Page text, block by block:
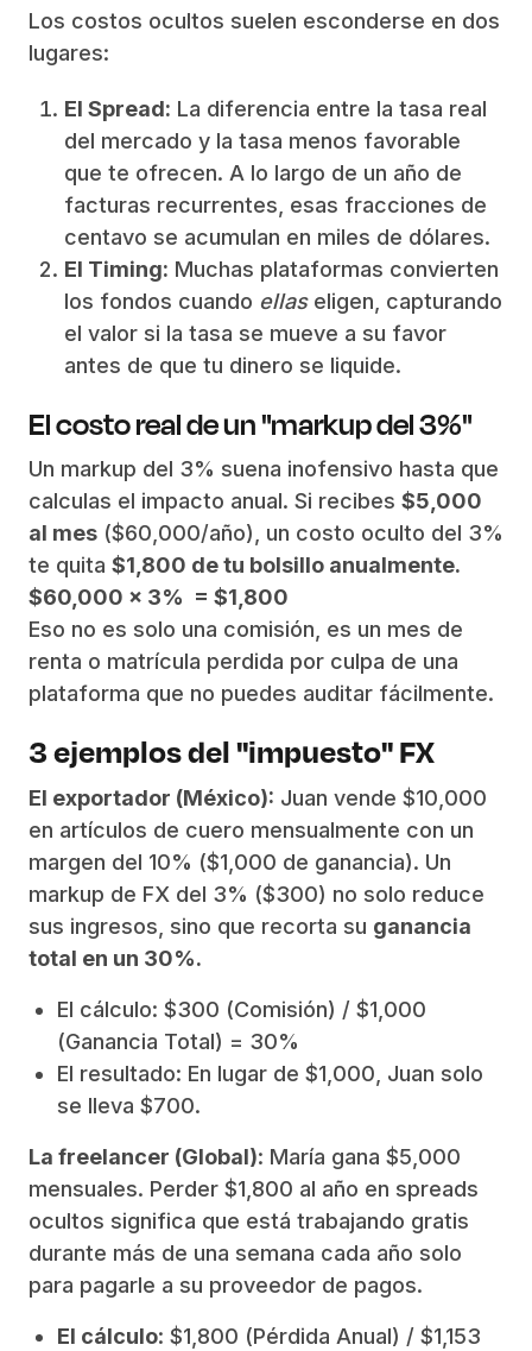
Los costos ocultos suelen esconderse en dos
lugares:
El Spread: La diferencia entre la tasa real
del mercado y la tasa menos favorable
que te ofrecen. A lo largo de un año de
facturas recurrentes, esas fracciones de
centavo se acumulan en miles de dólares.
El Timing: Muchas plataformas convierten
los fondos cuando ellaseligen, capturando
el valor si la tasa se mueve a su favor
antes de que tu dinero se liquide.
El costo real de un "markup del 3%"
Un markup del 3% suena inofensivo hasta que
calculas el impacto anual. Si recibes $5,000
al mes ($60,000/año), un costo oculto del 3%
te quita $1,800 de tu bolsillo anualmente.
$60,000 x 3% = $1,800
Eso no es solo una comisión, es un mes de
renta o matrícula perdida por culpa de una
plataforma que no puedes auditar fácilmente.
3 ejemplos del "impuesto" FX
El exportador (México): Juan vende $10,000
en artículos de cuero mensualmente con un
margen del 10% ($1,000 de ganancia). Un
markup de FX del 3% ($300) no solo reduce
sus ingresos, sino que recorta su ganancia
total en un 30%.
El cálculo: $300 (Comisión) / $1,000
(Ganancia Total) = 30%
El resultado: En lugar de $1,000, Juan solo
se lleva $700.
La freelancer (Global): María gana $5,000
mensuales. Perder $1,800 al año en spreads
ocultos significa que está trabajando gratis
durante más de una semana cada año solo
para pagarle a su proveedor de pagos.
El cálculo: $1,800 (Pérdida Anual) / $1,153